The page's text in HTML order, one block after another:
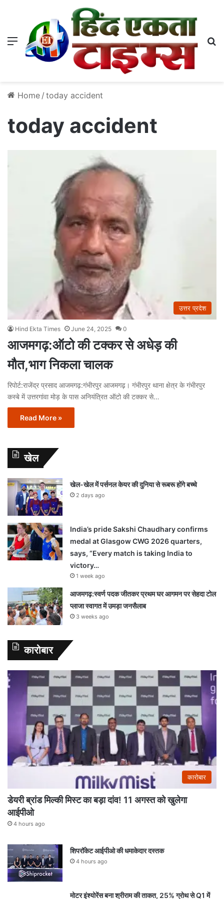
Menu
Home / today accident
today accident
उत्तर प्रदेश
Hind Ekta Times June 24, 2025 0
आजमगढ़:ऑटो की टक्कर से अधेड़ की
मौत,भाग निकला चालक
रिपोर्ट:राजेंद्र प्रसाद आजमगढ़:गंभीरपुर आजमगढ़। गंभीरपुर थाना क्षेत्र के गंभीरपुर
कस्बे में उत्तरगांवा मोड़ के पास अनियंत्रित ऑटो की टक्कर से…
Read More »
खेल
खेल-खेल में पर्सनल केयर की दुनिया से रूबरू होंगे बच्चे
2 days ago
India’s pride Sakshi Chaudhary confirms
medal at Glasgow CWG 2026 quarters,
says, “Every match is taking India to
victory…
1 week ago
आजमगढ़:स्वर्ण पदक जीतकर प्रथम घर आगमन पर सेहदा टोल
प्लाजा स्वागत में उमड़ा जनसैलाब
3 weeks ago
कारोबार
कारोबार
डेयरी ब्रांड मिल्की मिस्ट का बड़ा दांव! 11 अगस्त को खुलेगा
आईपीओ
4 hours ago
शिपरॉकेट आईपीओ की धमाकेदार दस्तक
4 hours ago
मोटर इंश्योरेंस बना श्रीराम की ताकत, 25% ग्रोथ से Q1 में